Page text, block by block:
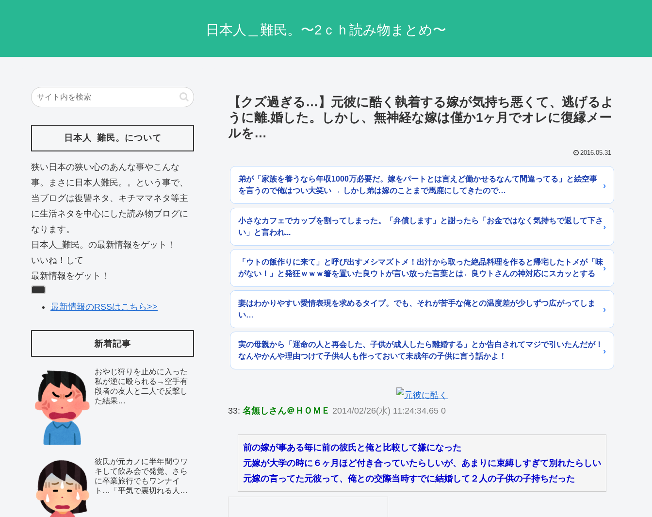
日本人＿難民。〜2ｃｈ読み物まとめ〜
【クズ過ぎる…】元彼に酷く執着する嫁が気持ち悪くて、逃げるよ
うに離.婚した。しかし、無神経な嫁は僅か1ヶ月でオレに復縁メー
ルを…
2016.05.31
弟が「家族を養うなら年収1000万必要だ。嫁をパートとは言えど働かせるなんて間違ってる」と絵空事
を言うので俺はつい大笑い → しかし弟は嫁のことまで馬鹿にしてきたので…
小さなカフェでカップを割ってしまった。「弁償します」と謝ったら「お金ではなく気持ちで返して下さ
い」と言われ...
「ウトの飯作りに来て」と呼び出すメシマズトメ！出汁から取った絶品料理を作ると帰宅したトメが「味
がない！」と発狂ｗｗｗ箸を置いた良ウトが言い放った言葉とは←良ウトさんの神対応にスカッとする
妻はわかりやすい愛情表現を求めるタイプ。でも、それが苦手な俺との温度差が少しずつ広がってしま
い…
実の母親から「運命の人と再会した、子供が成人したら離婚する」とか告白されてマジで引いたんだが！
なんやかんや理由つけて子供4人も作っておいて未成年の子供に言う話かよ！
33: 名無しさん＠ＨＯＭＥ 2014/02/26(水) 11:24:34.65 0
前の嫁が事ある毎に前の彼氏と俺と比較して嫌になった
元嫁が大学の時に６ヶ月ほど付き合っていたらしいが、あまりに束縛しすぎて別れたらしい
元嫁の言ってた元彼って、俺との交際当時すでに結婚して２人の子供の子持ちだった
日本人_難民。について
狭い日本の狭い心のあんな事やこんな
事。まさに日本人難民。。という事で、
当ブログは復讐ネタ、キチママネタ等主
に生活ネタを中心にした読み物ブログに
なります。
日本人_難民。の最新情報をゲット！
いいね！して
最新情報をゲット！
最新情報のRSSはこちら>>
新着記事
おやじ狩りを止めに入った
私が逆に殴られる→空手有
段者の友人と二人で反撃し
た結果…
彼氏が元カノに半年間ウワ
キして飲み会で発覚、さら
に卒業旅行でもワンナイ
ト…「平気で裏切れる人種